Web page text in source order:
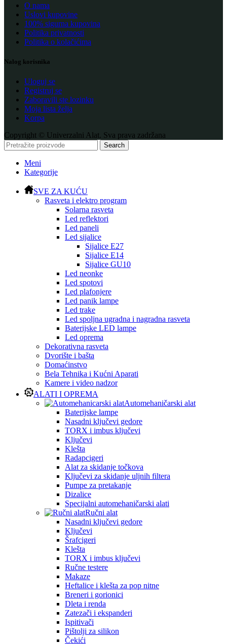
O nama
Uslovi kupovine
100% sigurna kupovina
Politika privatnosti
Politika o kolačićima
Nalog korisnika
Uloguj se
Registruj se
Zaboravili ste lozinku
Moja lista želja
Korpa
Copyright © Univerzalni Alat. Sva prava zadržana
Search
Meni
Kategorije
SVE ZA KUĆU
Rasveta i elektro program
Solarna rasveta
Led reflektori
Led paneli
Led sijalice
Sijalice E27
Sijalice E14
Sijalice GU10
Led neonke
Led spotovi
Led plafonjere
Led panik lampe
Led trake
Led spoljna ugradna i nagradna rasveta
Baterijske LED lampe
Led oprema
Dekorativna rasveta
Dvorište i bašta
Domaćinstvo
Bela Tehnika i Kućni Aparati
Kamere i video nadzor
ALATI I OPREMA
Automehaničarski alat
Baterijske lampe
Nasadni ključevi gedore
TORX i imbus ključevi
Ključevi
Klešta
Radapcigeri
Alat za skidanje točkova
Ključevi za skidanje uljnih filtera
Pumpe za pretakanje
Dizalice
Specijalni automehaničarski alati
Ručni alat
Nasadni ključevi gedore
Ključevi
Šrafcigeri
Klešta
TORX i imbus ključevi
Ručne testere
Makaze
Heftalice i klešta za pop nitne
Breneri i gorionici
Dleta i renda
Zatezači i ekspanderi
Ispitivači
Pištolji za silikon
Čekići